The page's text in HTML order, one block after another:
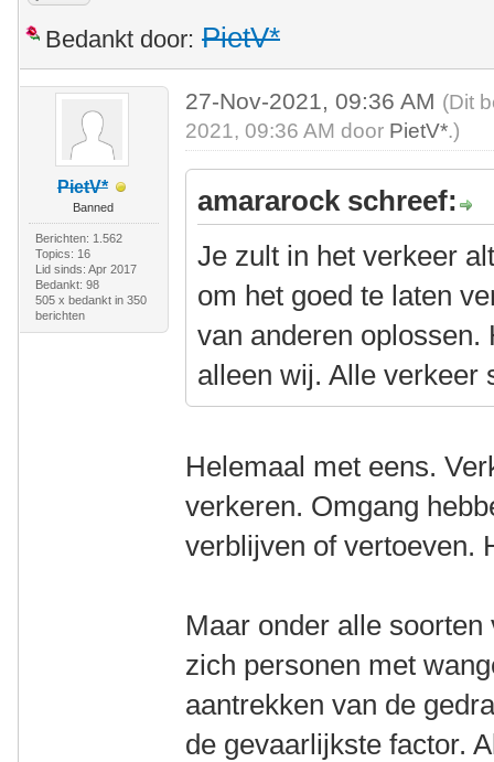
Bedankt door: PietV*
PietV*
Banned
Berichten: 1.562
Topics: 16
Lid sinds: Apr 2017
Bedankt: 98
505 x bedankt in 350
berichten
27-Nov-2021, 09:36 AM (Dit
2021, 09:36 AM door PietV*.)
amararock schreef:
Je zult in het verkeer
om het goed te laten
van anderen
alleen wij. Alle verkeer
Helemaal met eens.
verkeren. Omgang
verblijven of vertoeven.
Maar onder alle
zich personen met
aantrekken van de
de gevaarlijkste factor.